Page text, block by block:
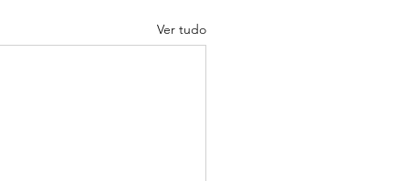
Ver tudo